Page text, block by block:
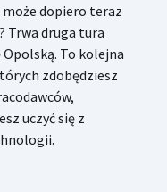
może dopiero teraz
Trwa druga tura
To kolejna
zdobędziesz
uczyć się z